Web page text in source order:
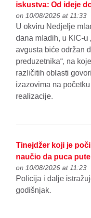
iskustva: Od ideje
on 10/08/2026 at 11:33
U okviru Nedjelje
dana mladih, u KIC-u
avgusta biće održan
preduzetnika“, na
različitih oblasti
izazovima na
realizacije.
Tinejdžer koji je
naučio da puca
on 10/08/2026 at 11:23
Policija i dalje
godišnjak.